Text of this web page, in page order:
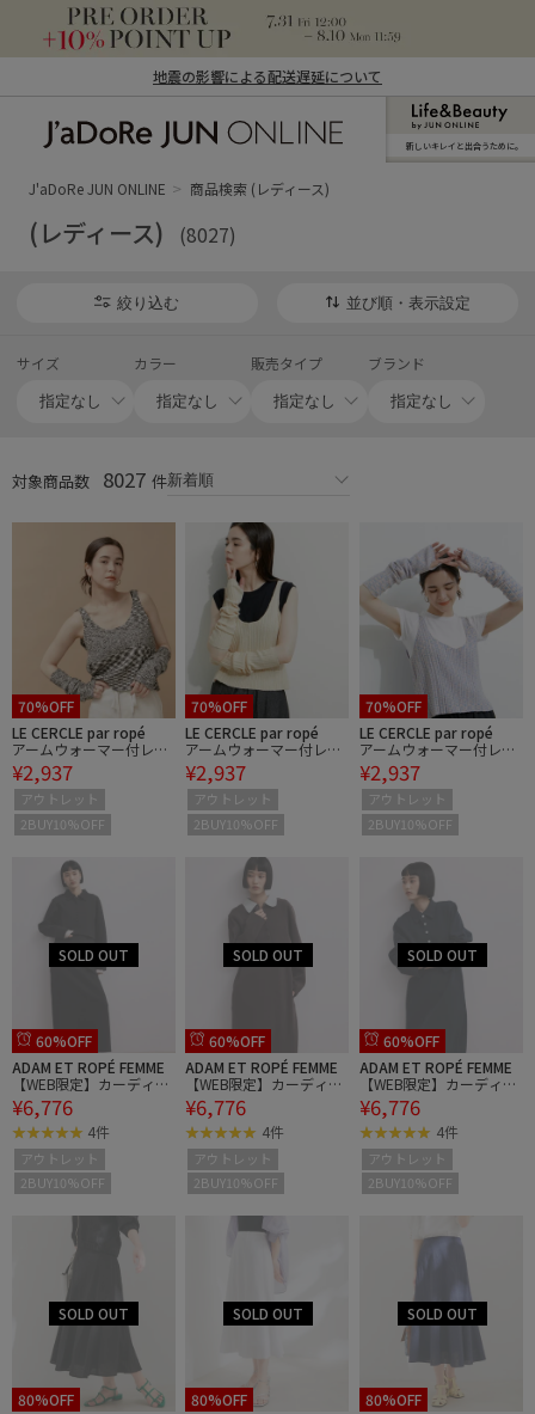
地震の影響による配送遅延について
ン オンライン）
新しいキレイと出合うために。
J'aDoRe JUN ONLINE 商品検索 (レディース)
(レディース) (8027)
絞り込む 並び順・表示設定
サイズ カラー 販売タイプ ブランド
対象商品数 8027 件
70%OFF
LE CERCLE par ropé
アームウォーマー付レイ
ヤードタンクトップ
¥2,937
アウトレット
2BUY10%OFF
70%OFF
LE CERCLE par ropé
アームウォーマー付レイ
ヤードタンクトップ
¥2,937
アウトレット
2BUY10%OFF
70%OFF
LE CERCLE par ropé
アームウォーマー付レイ
ヤードタンクトップ
¥2,937
アウトレット
2BUY10%OFF
60%OFF
ADAM ET ROPÉ FEMME
【WEB限定】カーディガ
ンセットワンピース
¥6,776
4件
アウトレット
2BUY10%OFF
60%OFF
ADAM ET ROPÉ FEMME
【WEB限定】カーディガ
ンセットワンピース
¥6,776
4件
アウトレット
2BUY10%OFF
60%OFF
ADAM ET ROPÉ FEMME
【WEB限定】カーディガ
ンセットワンピース
¥6,776
4件
アウトレット
2BUY10%OFF
80%OFF
80%OFF
80%OFF